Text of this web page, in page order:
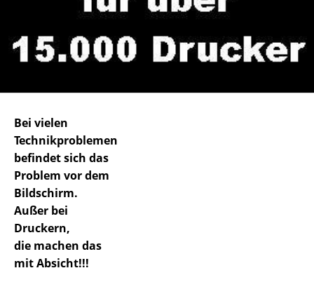
Bei vielen
Technikproblemen
befindet sich das
Problem vor dem
Bildschirm.
Außer bei
Druckern,
die machen das
mit Absicht!!!